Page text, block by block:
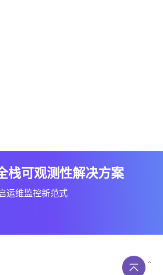
栈可观测性解决方案
运维监控新范式